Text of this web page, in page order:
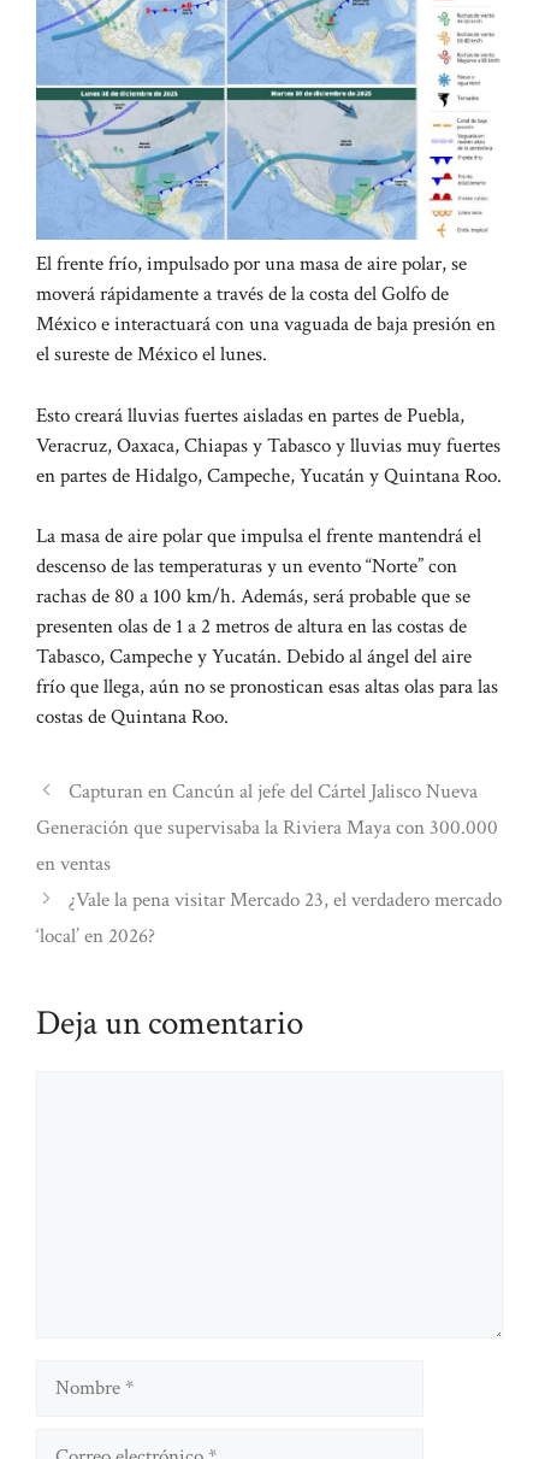
El frente frío, impulsado por una masa de aire polar, se
moverá rápidamente a través de la costa del Golfo de
México e interactuará con una vaguada de baja presión en
el sureste de México el lunes.
Esto creará lluvias fuertes aisladas en partes de Puebla,
Veracruz, Oaxaca, Chiapas y Tabasco y lluvias muy fuertes
en partes de Hidalgo, Campeche, Yucatán y Quintana Roo.
La masa de aire polar que impulsa el frente mantendrá el
descenso de las temperaturas y un evento “Norte” con
rachas de 80 a 100 km/h. Además, será probable que se
presenten olas de 1 a 2 metros de altura en las costas de
Tabasco, Campeche y Yucatán. Debido al ángel del aire
frío que llega, aún no se pronostican esas altas olas para las
costas de Quintana Roo.
Capturan en Cancún al jefe del Cártel Jalisco Nueva
Generación que supervisaba la Riviera Maya con 300.000
en ventas
¿Vale la pena visitar Mercado 23, el verdadero mercado
‘local’ en 2026?
Deja un comentario
Nombre